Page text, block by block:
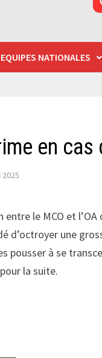
EQUIPES NATIONALES
en cas
2025
entre le MCO et
d’octroyer une
pousser à se
la suite.